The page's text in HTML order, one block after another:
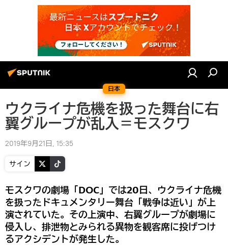
日本
ウクライナ危機を扱った舞台に右
翼グループが乱入＝モスクワ
2019年9月21日, 15:35
サイン
モスクワの劇場「DOC」では20日、ウクライナ危機
を扱ったドキュメンタリー舞台「戦争は近い」が上
演されていた。その上演中、右翼グループが劇場に
侵入し、排泄物とみられる異物を観客席に投げつけ
るアクシデントが発生した。